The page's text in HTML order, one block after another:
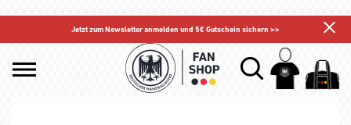
Jetzt zum Newsletter anmelden und 5€ Gutschein sichern >>